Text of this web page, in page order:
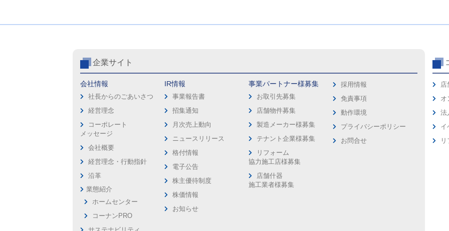
企業サイト
会社情報
社長からのごあいさつ
経営理念
コーポレート
メッセージ
会社概要
経営理念・行動指針
沿革
業態紹介
ホームセンター
コーナンPRO
IR情報
事業報告書
招集通知
月次売上動向
ニュースリリース
格付情報
電子公告
株主優待制度
株価情報
お知らせ
事業パートナー様募集
お取引先募集
店舗物件募集
製造メーカー様募集
テナント企業様募集
リフォーム
協力施工店様募集
店舗什器
施工業者様募集
採用情報
免責事項
動作環境
プライバシーポリシー
お問合せ
店
オ
法
イ